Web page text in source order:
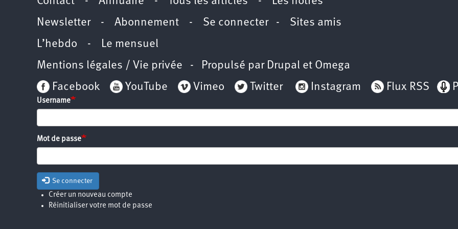
Newsletter- Abonnement - Se connecter- Sites amis
L’hebdo - Le mensuel
Mentions légales / Vie privée - Propulsé par Drupal et Omega
Facebook
YouTube Vimeo Twitter Instagram Flux RSS
Username
Mot de passe
Se connecter
Créer un nouveau compte
Réinitialiser votre mot de passe